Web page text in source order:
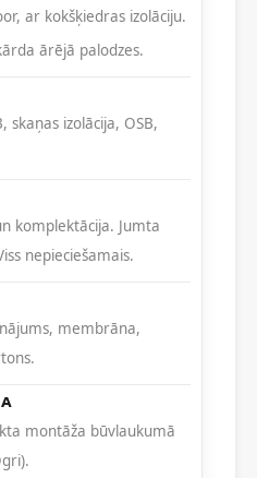
ar kokšķiedras izolāciju.
ārējā palodzes.
skaņas izolācija, OSB,
komplektācija. Jumta
nepieciešamais.
membrāna,
montāža būvlaukumā